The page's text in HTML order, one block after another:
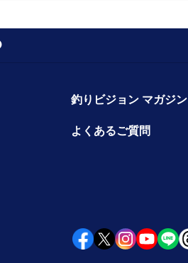
釣りビジョン マガジン
よくあるご質問